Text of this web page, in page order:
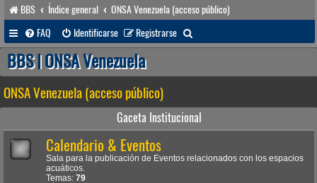
BBS Índice general
ONSA Venezuela (acceso público)
FAQ
Identificarse Registrarse
u
a
r
BBS | ONSA Venezuela
ONSA Venezuela (acceso público)
Gaceta Institucional
Calendario & Eventos
Sala para la publicación de Eventos relacionados con los espacios
acuáticos.
Temas: 79